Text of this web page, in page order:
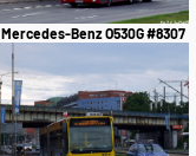
Mercedes-Benz O530G #8307